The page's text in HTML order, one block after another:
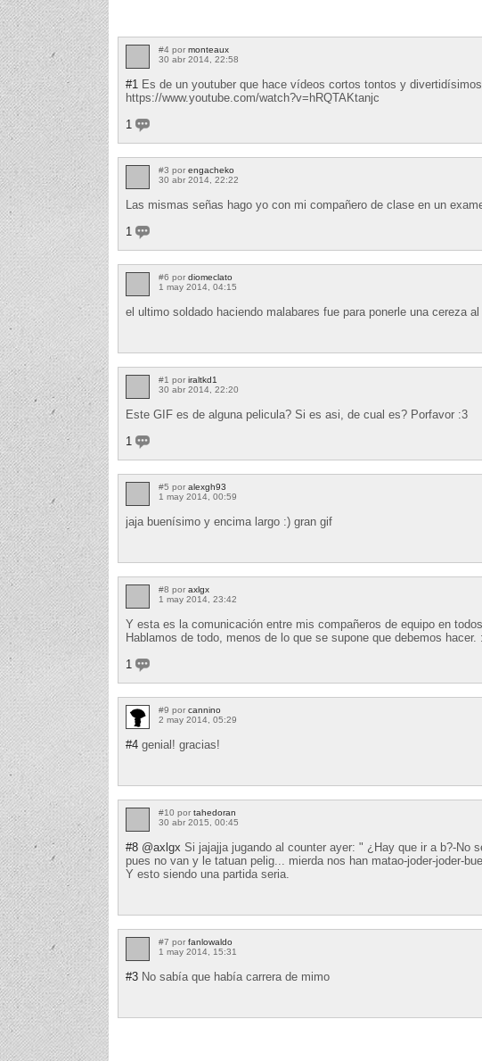
#4 por monteaux
30 abr 2014, 22:58
#1 Es de un youtuber que hace vídeos cortos tontos y
https://www.youtube.com/watch?v=hRQTAKtanjc
1
#3 por engacheko
30 abr 2014, 22:22
Las mismas señas hago yo con mi compañero de clase en un
1
#6 por diomeclato
1 may 2014, 04:15
el ultimo soldado haciendo malabares fue para ponerle una cereza al
#1 por iraltkd1
30 abr 2014, 22:20
Este GIF es de alguna pelicula? Si es asi, de cual es? Porfavor :3
1
#5 por alexgh93
1 may 2014, 00:59
jaja buenísimo y encima largo :) gran gif
#8 por axlgx
1 may 2014, 23:42
Y esta es la comunicación entre mis compañeros de equipo en
Hablamos de todo, menos de lo que se supone que debemos hacer.
1
#9 por cannino
2 may 2014, 05:29
#4 genial! gracias!
#10 por tahedoran
30 abr 2015, 00:45
#8 @axlgx Si jajajja jugando al counter ayer: " ¿Hay que ir a b?-No
pues no van y le tatuan pelig... mierda nos han matao-joder-joder-
Y esto siendo una partida seria.
#7 por fanlowaldo
1 may 2014, 15:31
#3 No sabía que había carrera de mimo